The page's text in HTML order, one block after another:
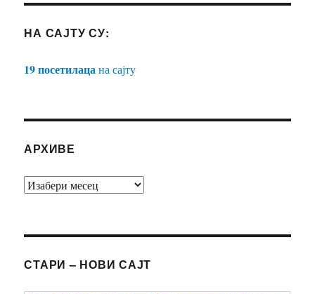
НА САЈТУ СУ:
19 посетилацана сајту
АРХИВЕ
АРХИВЕ
СТАРИ – НОВИ САЈТ